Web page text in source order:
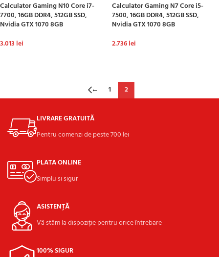
Calculator Gaming N10 Core i7-
7700, 16GB DDR4, 512GB SSD,
Nvidia GTX 1070 8GB
3.013 lei
Calculator Gaming N7 Core i5-
7500, 16GB DDR4, 512GB SSD,
Nvidia GTX 1070 8GB
2.736lei
← 1 2
LIVRARE GRATUITĂ
Pentru comenzi de peste 700 lei
PLATA ONLINE
Simplu si sigur
ASISTENȚĂ
Vă stăm la dispoziție pentru orice întrebare
100% SIGUR